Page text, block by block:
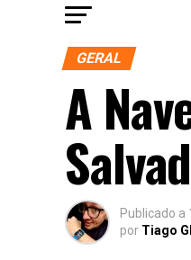
GERAL
A
Publicado a
por Tiago